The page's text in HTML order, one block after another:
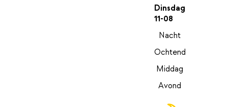
Dinsdag
11-08
Nacht
Ochtend
Middag
Avond